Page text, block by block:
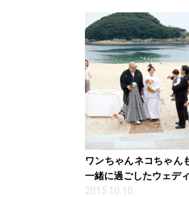
ワンちゃんネコちゃん
一緒に過ごしたウェデ
2015.10.10